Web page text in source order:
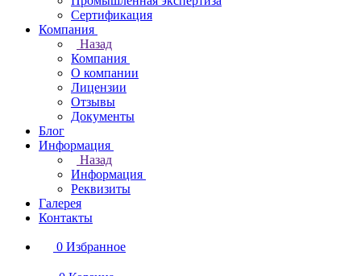
Сертификация
Компания
Назад
Компания
О компании
Лицензии
Отзывы
Документы
Блог
Информация
Назад
Информация
Реквизиты
Галерея
Контакты
0 Избранное